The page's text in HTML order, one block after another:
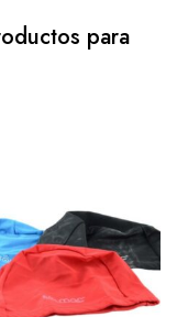
para